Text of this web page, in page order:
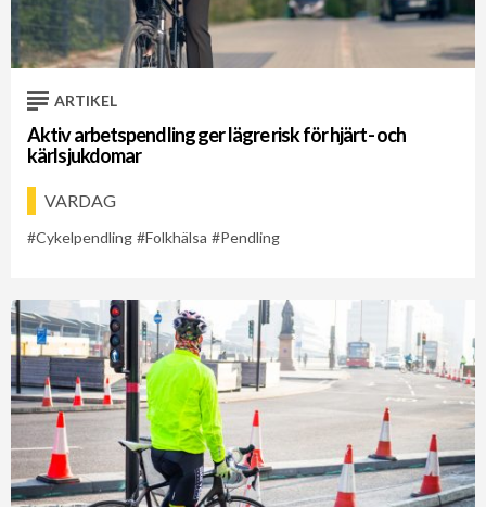
Pendling
ARTIKEL
Aktiv arbetspendling ger lägre risk för hjärt- och
kärlsjukdomar
VARDAG
Cykelpendling Folkhälsa Pendling